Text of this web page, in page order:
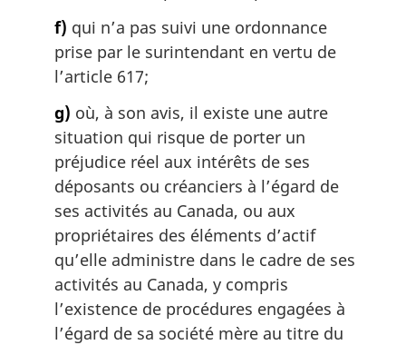
f) qui n’a pas suivi une ordonnance
prise par le surintendant en vertu de
l’article 617;
g) où, à son avis, il existe une autre
situation qui risque de porter un
préjudice réel aux intérêts de ses
déposants ou créanciers à l’égard de
ses activités au Canada, ou aux
propriétaires des éléments d’actif
qu’elle administre dans le cadre de ses
activités au Canada, y compris
l’existence de procédures engagées à
l’égard de sa société mère au titre du